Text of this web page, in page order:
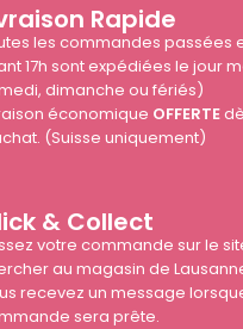
Rapide
les commandes passées
17h sont expédiées le jour
dimanche ou fériés)
économique OFFERTE
(Suisse uniquement)
& Collect
votre commande sur le
au magasin de
recevez un message
sera prête.